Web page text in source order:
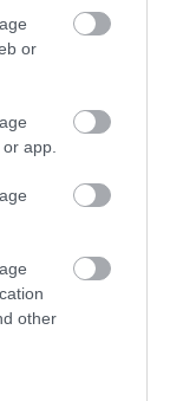
or
app.
other